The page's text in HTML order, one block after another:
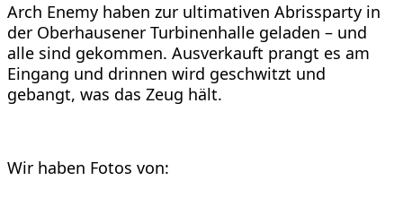
Arch Enemy haben zur ultimativen Abrissparty in
der Oberhausener Turbinenhalle geladen – und
alle sind gekommen. Ausverkauft prangt es am
Eingang und drinnen wird geschwitzt und
gebangt, was das Zeug hält.
Wir haben Fotos von: